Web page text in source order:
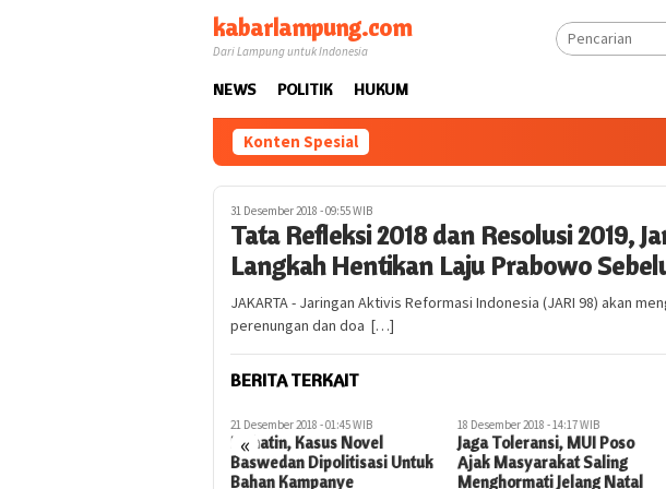
kabarlampung.com
Dari Lampung untuk Indonesia
NEWS POLITIK HUKUM
Konten Spesial
31 Desember 2018 - 09:55 WIB
Tata Refleksi 2018 dan Resolusi 2019,
Langkah Hentikan Laju Prabowo
JAKARTA - Jaringan Aktivis Reformasi Indonesia (JARI 98) akan
perenungan dan doa […]
BERITA TERKAIT
«
18 Desember 2018 - 14:17 WIB
Jaga Toleransi, MUI Poso
Ajak Masyarakat Saling
Menghormati Jelang Natal
7 Desember 2018 - 11:28 WIB
Sambut Tahun Politik,
Masyarakat Diminta Bersatu
Hindari Gerakan Intoleransi